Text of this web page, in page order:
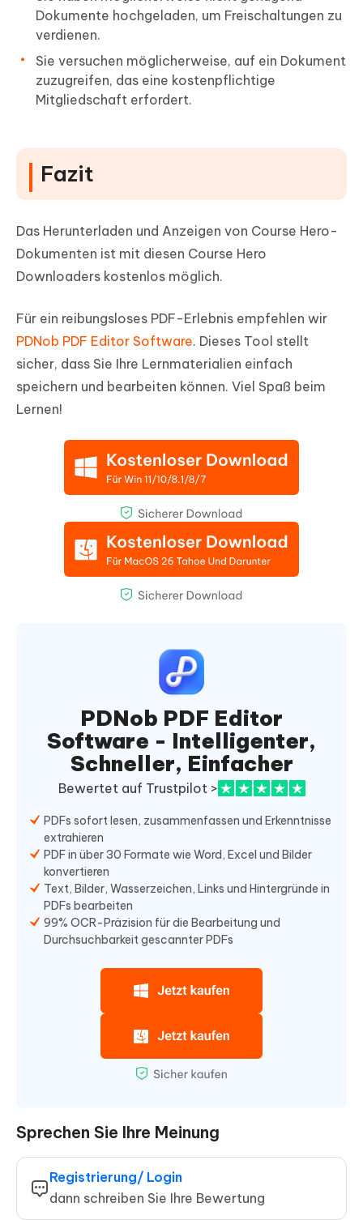
Dokumente hochgeladen, um Freischaltungen zu
verdienen.
Sie versuchen möglicherweise, auf ein Dokument
zuzugreifen, das eine kostenpflichtige
Mitgliedschaft erfordert.
Fazit
Das Herunterladen und Anzeigen von Course Hero-
Dokumenten ist mit diesen Course Hero
Downloaders kostenlos möglich.
Für ein reibungsloses PDF-Erlebnis empfehlen wir
PDNob PDF Editor Software. Dieses Tool stellt
sicher, dass Sie Ihre Lernmaterialien einfach
speichern und bearbeiten können. Viel Spaß beim
Lernen!
PDNob PDF Editor
Software - Intelligenter,
Schneller, Einfacher
Bewertet auf Trustpilot >
PDFs sofort lesen, zusammenfassen und Erkenntnisse
extrahieren
PDF in über 30 Formate wie Word, Excel und Bilder
konvertieren
Text, Bilder, Wasserzeichen, Links und Hintergründe in
PDFs bearbeiten
99% OCR-Präzision für die Bearbeitung und
Durchsuchbarkeit gescannter PDFs
Sprechen Sie Ihre Meinung
Registrierung/ Login
dann schreiben Sie Ihre Bewertung